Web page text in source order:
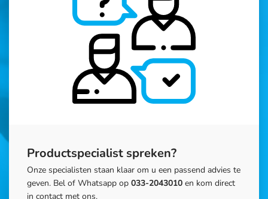
Productspecialist spreken?
Onze specialisten staan klaar om u een passend advies te
geven. Bel of Whatsapp op 033-2043010 en kom direct
in contact met ons.